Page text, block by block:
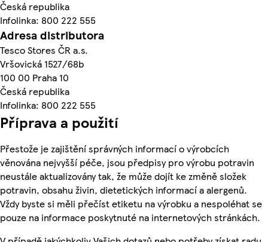
Česká republika
Infolinka: 800 222 555
Adresa distributora
Tesco Stores ČR a.s.
Vršovická 1527/68b
100 00 Praha 10
Česká republika
Infolinka: 800 222 555
Příprava a použití
Přestože je zajištění správných informací o výrobcích
věnována nejvyšší péče, jsou předpisy pro výrobu potravin
neustále aktualizovány tak, že může dojít ke změně složek
potravin, obsahu živin, dietetických informací a alergenů.
Vždy byste si měli přečíst etiketu na výrobku a nespoléhat se
pouze na informace poskytnuté na internetových stránkách.